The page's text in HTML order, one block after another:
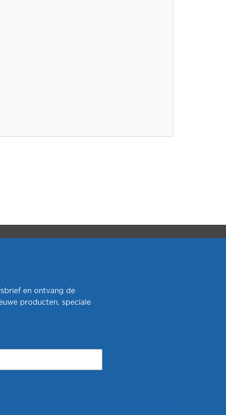
en ontvang de
producten, speciale